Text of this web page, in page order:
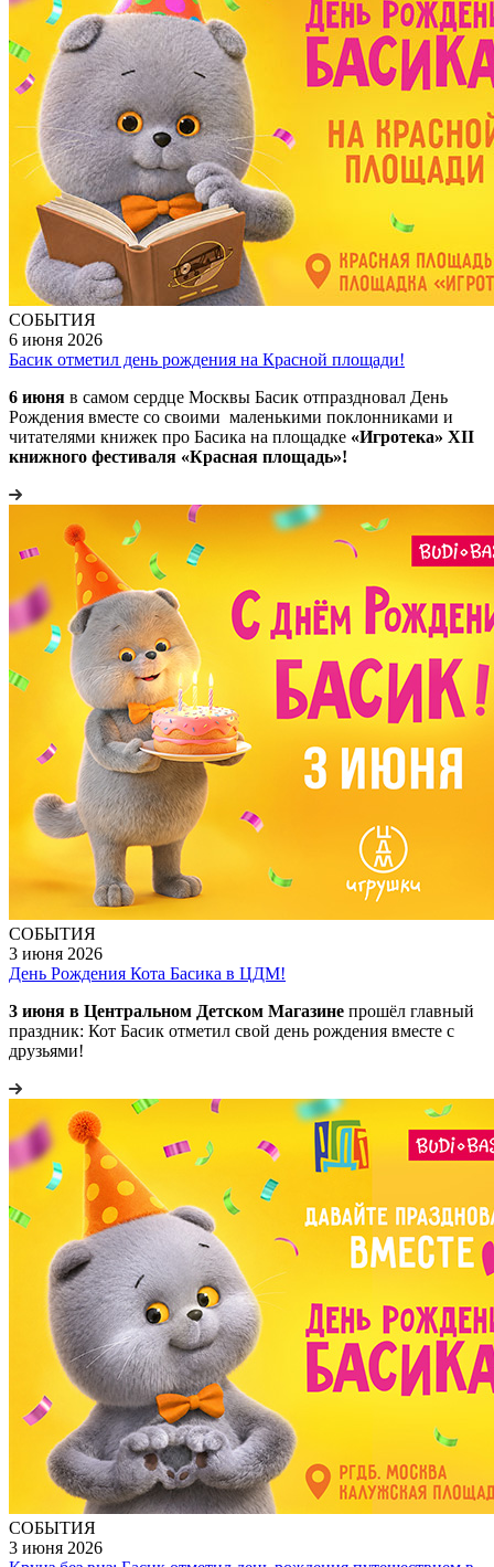
СОБЫТИЯ
6 июня 2026
Басик отметил день рождения на Красной площади!
6 июня в самом сердце Москвы Басик отпраздновал День
Рождения вместе со своими маленькими поклонниками и
читателями книжек про Басика на площадке «Игротека» XII
книжного фестиваля «Красная площадь»!
СОБЫТИЯ
3 июня 2026
День Рождения Кота Басика в ЦДМ!
3 июня в Центральном Детском Магазине прошёл главный
праздник: Кот Басик отметил свой день рождения вместе с
друзьями!
СОБЫТИЯ
3 июня 2026